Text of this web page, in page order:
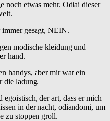
noch etwas mehr. Odiai dieser
immer gesagt, NEIN.
modische kleidung und
hand.
handys, aber mir war ein
die ladung.
der art, dass er mich
in der nacht, odiandomi, um
zu stoppen groll.